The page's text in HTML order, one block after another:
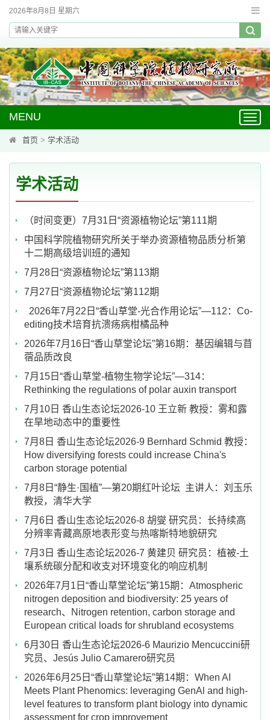
2026年8月8日 星期六
MENU
首页 > 学术活动
学术活动
（时间变更）7月31日“资源植物论坛”第111期
中国科学院植物研究所关于举办资源植物品质分析第
十二期高级培训班的通知
7月28日“资源植物论坛”第113期
7月27日“资源植物论坛”第112期
2026年7月22日“香山草堂-光合作用论坛”—112：Co-
editing技术培育抗溃疡病柑橘品种
2026年7月16日“香山草堂论坛”第16期：基因编辑与苜
蓿品质改良
7月15日“香山草堂-植物生物学论坛”—314：
Rethinking the regulations of polar auxin transport
7月10日 香山生态论坛2026-10 王立新 教授：雾和露
在旱地动态中的重要性
7月8日 香山生态论坛2026-9 Bernhard Schmid 教授：
How diversifying forests could increase China's
carbon storage potential
7月8日“静生·国植”—第20期红叶论坛 主讲人：刘玉乐
教授，清华大学
7月6日 香山生态论坛2026-8 胡燮 研究员：长持续高
分辨率青藏高原地表形变与热喀斯特地貌研究
7月3日 香山生态论坛2026-7 黄建贝 研究员：植被-土
壤系统碳分配和收支对环境变化的响应机制
2026年7月1日“香山草堂论坛”第15期：Atmospheric
nitrogen deposition and biodiversity: 25 years of
research、Nitrogen retention, carbon storage and
European critical loads for shrubland ecosystems
6月30日 香山生态论坛2026-6 Maurizio Mencuccini研
究员、Jesús Julio Camarero研究员
2026年6月25日“香山草堂论坛”第14期：When AI
Meets Plant Phenomics: leveraging GenAl and high-
level features to transform plant biology into dynamic
assessment for crop improvement